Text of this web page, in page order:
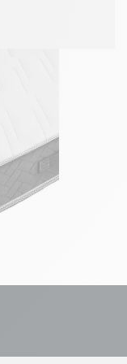
avec les